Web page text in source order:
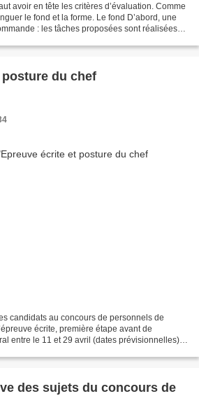
avoir en tête les critères d’évaluation. Comme
le fond et la forme. Le fond D’abord, une
: les tâches proposées sont réalisées
du chef
candidats au concours de personnels de
écrite, première étape avant de
entre le 11 et 29 avril (dates prévisionnelles).
des sujets du concours de